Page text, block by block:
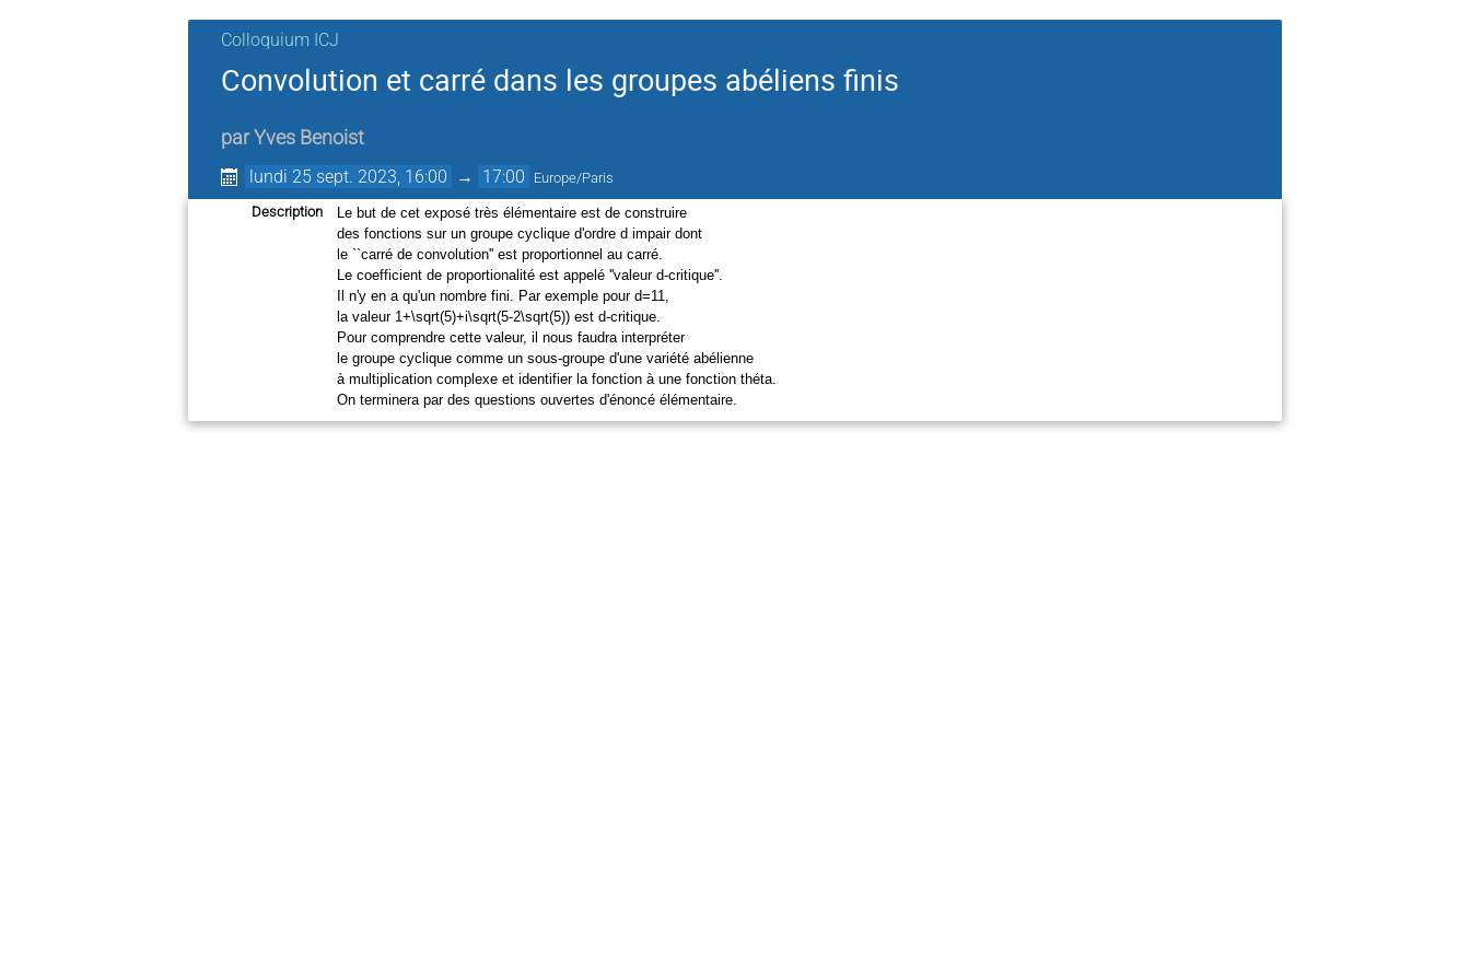
Colloquium ICJ
Convolution et carré dans les groupes abéliens finis
parYves Benoist
lundi 25 sept. 2023, 16:00 → 17:00 Europe/Paris
Description
Le but de cet exposé très élémentaire est de construire
des fonctions sur un groupe cyclique d'ordre d impair dont
le ``carré de convolution'' est proportionnel au carré.
Le coefficient de proportionalité est appelé ''valeur d-critique''.
Il n'y en a qu'un nombre fini. Par exemple pour d=11,
la valeur 1+\sqrt(5)+i\sqrt(5-2\sqrt(5)) est d-critique.
Pour comprendre cette valeur, il nous faudra interpréter
le groupe cyclique comme un sous-groupe d'une variété abélienne
à multiplication complexe et identifier la fonction à une fonction théta.
On terminera par des questions ouvertes d'énoncé élémentaire.